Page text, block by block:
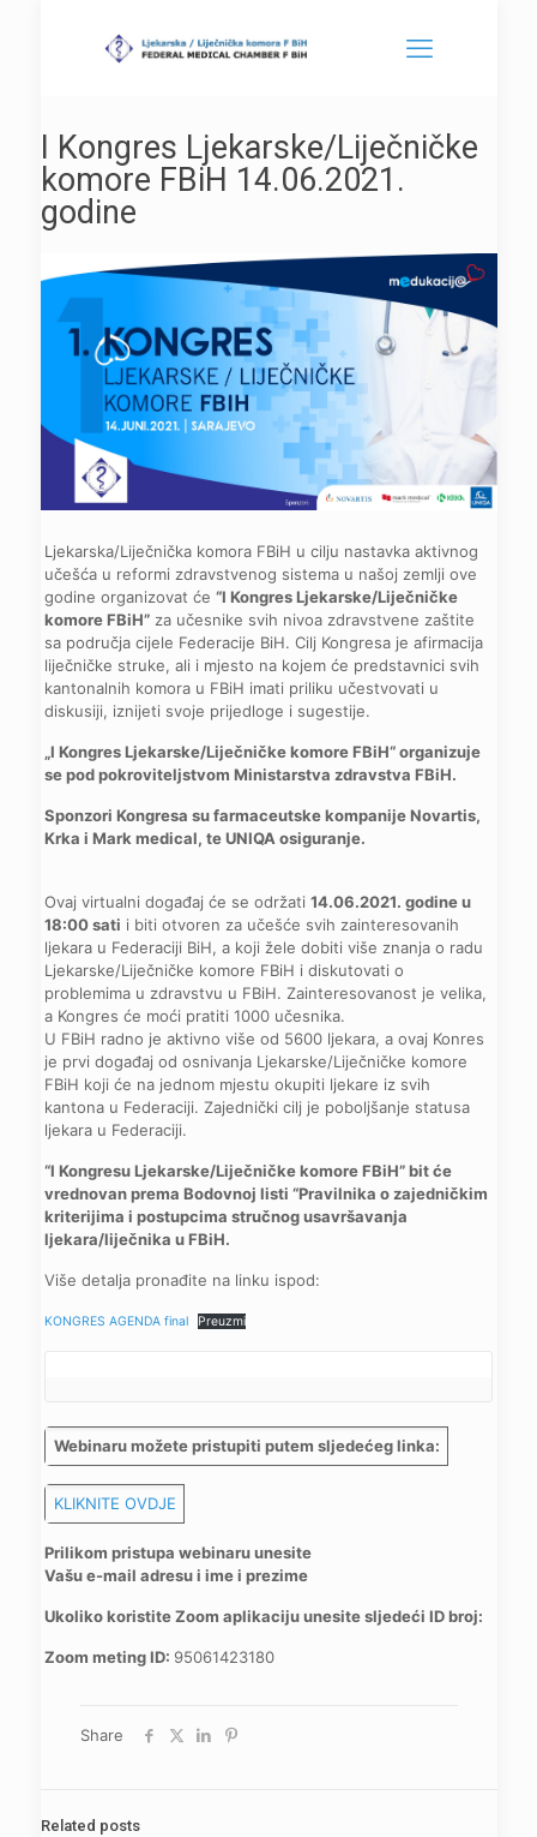
I Kongres Ljekarske/Liječničke
komore FBiH 14.06.2021.
godine
Ljekarska/Liječnička komora FBiH u cilju nastavka aktivnog
učešća u reformi zdravstvenog sistema u našoj zemlji ove
godine organizovat će“I Kongres Ljekarske/Liječničke
komore FBiH” za učesnike svih nivoa zdravstvene zaštite
sa područja cijele Federacije BiH. Cilj Kongresa je afirmacija
liječničke struke, ali i mjesto na kojem će predstavnici svih
kantonalnih komora u FBiH imati priliku učestvovati u
diskusiji, iznijeti svoje prijedloge i sugestije.
„I Kongres Ljekarske/Liječničke komore FBiH“ organizuje
se pod pokroviteljstvom Ministarstva zdravstva FBiH.
Sponzori Kongresa su farmaceutske kompanije Novartis,
Krka i Mark medical, te UNIQA osiguranje.
Ovaj virtualni događaj će se održati14.06.2021. godine u
18:00 sati i biti otvoren za učešće svih zainteresovanih
ljekara u Federaciji BiH, a koji žele dobiti više znanja o radu
Ljekarske/Liječničke komore FBiH i diskutovati o
problemima u zdravstvu u FBiH. Zainteresovanost je velika,
a Kongres će moći pratiti 1000 učesnika.
U FBiH radno je aktivno više od 5600 ljekara, a ovaj Konres
je prvi događaj od osnivanja Ljekarske/Liječničke komore
FBiH koji će na jednom mjestu okupiti ljekare iz svih
kantona u Federaciji. Zajednički cilj je poboljšanje statusa
ljekara u Federaciji.
“I Kongresu Ljekarske/Liječničke komore FBiH” bit će
vrednovan prema Bodovnoj listi “Pravilnika o zajedničkim
kriterijima i postupcima stručnog usavršavanja
ljekara/liječnika u FBiH.
Više detalja pronađite na linku ispod:
KONGRES AGENDA final Preuzmi
Webinaru možete pristupiti putem sljedećeg linka:
KLIKNITE OVDJE
Prilikom pristupa webinaru unesite
Vašu e-mail adresu i ime i prezime
Ukoliko koristite Zoom aplikaciju unesite sljedeći ID broj:
Zoom meting ID: 95061423180
Share
Related posts